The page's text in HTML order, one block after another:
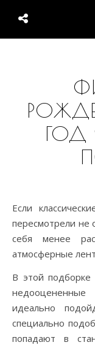
ГОД
Если классические рождественские фильмы вы уже
пересмотрели не
себя менее
атмосферные
В этой
идеально
специально
попадают в